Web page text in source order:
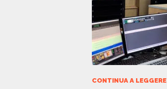
CONTINUA A LEGGERE